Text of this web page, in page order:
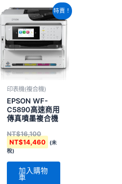
。
特賣！
印表機(複合機)
EPSON WF-
C5890高速商用
傳真噴墨複合機
NT$16,100
原
始
價
格：
NT$16,100。
NT$14,460
目
前
價
格：
NT$14,460。
(未
稅)
加入購物
車